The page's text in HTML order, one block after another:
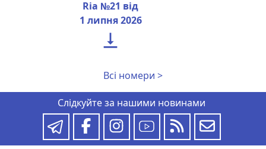
Ria №21 від
1 липня 2026

Всі номери >
Слідкуйте за нашими новинами